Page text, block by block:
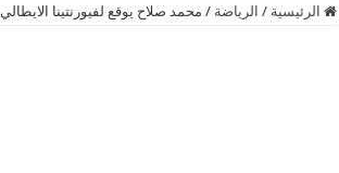
الرئيسية / الرياضة / محمد صلاح يوقع لفيورنتينا الايطالي